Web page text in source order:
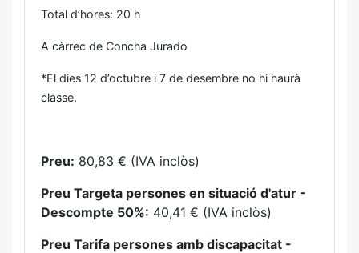
Total d’hores: 20 h
A càrrec de Concha Jurado
*El dies 12 d’octubre i 7 de desembre no hi haurà
classe.
Preu: 80,83 € (IVA inclòs)
Preu Targeta persones en situació d'atur -
Descompte 50%: 40,41 € (IVA inclòs)
Preu Tarifa persones amb discapacitat -